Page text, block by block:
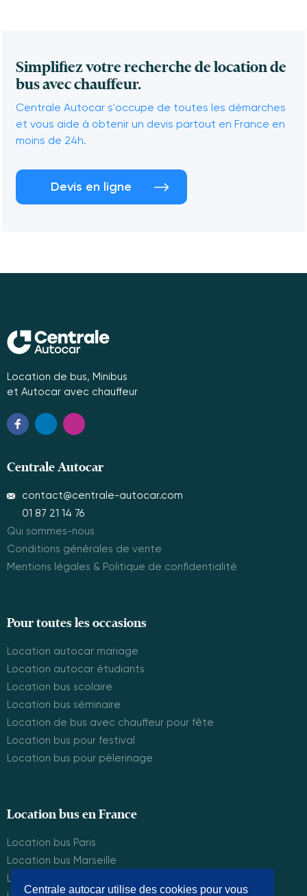
Centrale autocar utilise des cookies pour vous
Simplifiez votre recherche de location de
bus avec chauffeur.
Centrale Autocar s'occupe de toutes les démarches
et vous aide à obtenir un devis partout en France en
moins de 24h.
Devis en ligne
Location de bus, Minibus
et Autocar avec chauffeur
Centrale Autocar
contact@centrale-autocar.com
01 87 21 14 76
Qui sommes-nous
Conditions générales de vente
Mentions légales & Politique de confidentialité
Pour toutes les occasions
Location autocar mariage
Location autocar étudiants
Location bus scolaire
Location bus séminaire
Location de bus avec chauffeur pour fête
Location bus pour festival
Location bus pour pèlerinage
Location bus en France
Location bus Paris
Location bus Marseille
Location bus Lyon